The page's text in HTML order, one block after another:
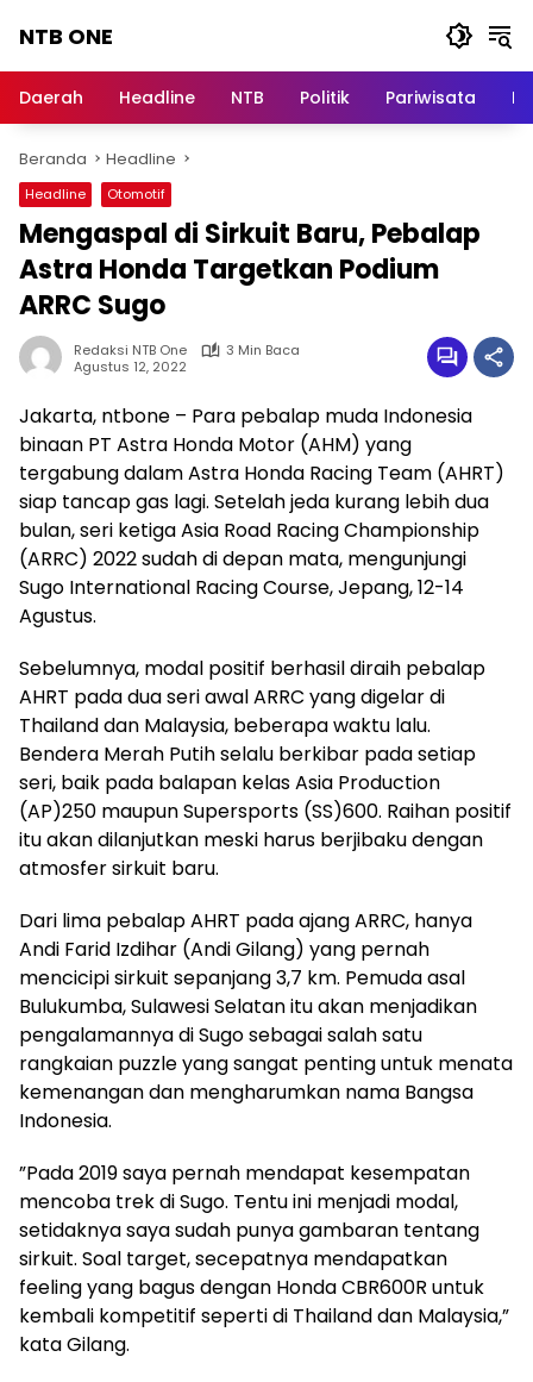
NTB ONE
dan
Berita
Lombok
Daerah Headline NTB Politik Pariwisata
Beranda Headline
Headline Otomotif
Mengaspal di Sirkuit Baru, Pebalap
Astra Honda Targetkan Podium
ARRC Sugo
Redaksi NTB One
3 Min Baca
Agustus 12, 2022
Jakarta, ntbone – Para pebalap muda Indonesia
binaan PT Astra Honda Motor (AHM) yang
tergabung dalam Astra Honda Racing Team (AHRT)
siap tancap gas lagi. Setelah jeda kurang lebih dua
bulan, seri ketiga Asia Road Racing Championship
(ARRC) 2022 sudah di depan mata, mengunjungi
Sugo International Racing Course, Jepang, 12-14
Agustus.
Sebelumnya, modal positif berhasil diraih pebalap
AHRT pada dua seri awal ARRC yang digelar di
Thailand dan Malaysia, beberapa waktu lalu.
Bendera Merah Putih selalu berkibar pada setiap
seri, baik pada balapan kelas Asia Production
(AP)250 maupun Supersports (SS)600. Raihan positif
itu akan dilanjutkan meski harus berjibaku dengan
atmosfer sirkuit baru.
Dari lima pebalap AHRT pada ajang ARRC, hanya
Andi Farid Izdihar (Andi Gilang) yang pernah
mencicipi sirkuit sepanjang 3,7 km. Pemuda asal
Bulukumba, Sulawesi Selatan itu akan menjadikan
pengalamannya di Sugo sebagai salah satu
rangkaian puzzle yang sangat penting untuk menata
kemenangan dan mengharumkan nama Bangsa
Indonesia.
”Pada 2019 saya pernah mendapat kesempatan
mencoba trek di Sugo. Tentu ini menjadi modal,
setidaknya saya sudah punya gambaran tentang
sirkuit. Soal target, secepatnya mendapatkan
feeling yang bagus dengan Honda CBR600R untuk
kembali kompetitif seperti di Thailand dan Malaysia,”
kata Gilang.